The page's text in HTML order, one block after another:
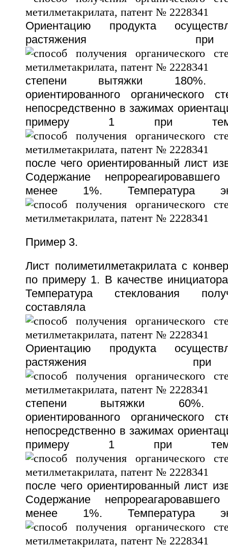
Ориентацию продукта
растяжения
степени вытяжки 180%.
ориентированного органического
непосредственно в зажимах
примеру 1 при
после чего ориентированный лист
Содержание
менее 1%. Температура
Пример 3.
Лист полиметилметакрилата с
по примеру 1. В качестве
Температура стеклования
Ориентацию продукта
растяжения
степени вытяжки 60%.
ориентированного органического
непосредственно в зажимах
примеру 1 при
после чего ориентированный лист
Содержание
менее 1%. Температура